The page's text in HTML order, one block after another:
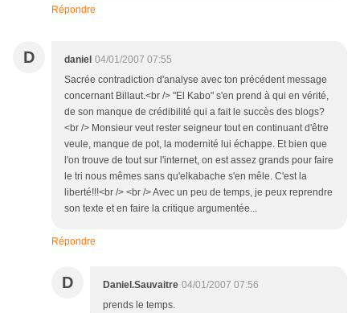
Répondre
D daniel 04/01/2007 07:55
Sacrée contradiction d'analyse avec ton précédent message
concernant Billaut.<br /> "El Kabo" s'en prend à qui en vérité,
de son manque de crédibilité qui a fait le succès des blogs?
<br /> Monsieur veut rester seigneur tout en continuant d'être
veule, manque de pot, la modernité lui échappe. Et bien que
l'on trouve de tout sur l'internet, on est assez grands pour faire
le tri nous mêmes sans qu'elkabache s'en mêle. C'est la
liberté!!!<br /> <br /> Avec un peu de temps, je peux reprendre
son texte et en faire la critique argumentée...
Répondre
D Daniel.Sauvaitre 04/01/2007 07:56
prends le temps.